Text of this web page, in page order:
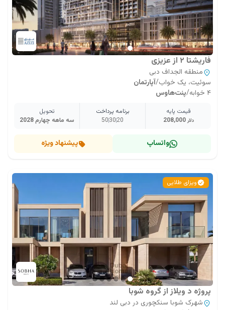
فاریشتا ۲ از عزیزی
منطقه الجداف دبی
سوئیت، یک خواب/آپارتمان
۴ خوابه
/پنت‌هاوس
قیمت پایه
208,000 دلار
برنامه پرداخت
20
30
50
تحویل
سه ماهه چهارم 2028
واتساپ پیشنهاد ویژه
ویزای طلایی
پروژه د ویلاز از گروه شوبا
شهرک شوبا سنکچوری در دبی لند